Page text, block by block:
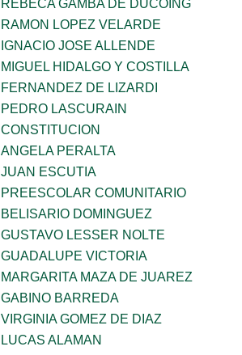
REBECA GAMBA DE DUCOING
RAMON LOPEZ VELARDE
IGNACIO JOSE ALLENDE
MIGUEL HIDALGO Y COSTILLA
FERNANDEZ DE LIZARDI
PEDRO LASCURAIN
CONSTITUCION
ANGELA PERALTA
JUAN ESCUTIA
PREESCOLAR COMUNITARIO
BELISARIO DOMINGUEZ
GUSTAVO LESSER NOLTE
GUADALUPE VICTORIA
MARGARITA MAZA DE JUAREZ
GABINO BARREDA
VIRGINIA GOMEZ DE DIAZ
LUCAS ALAMAN